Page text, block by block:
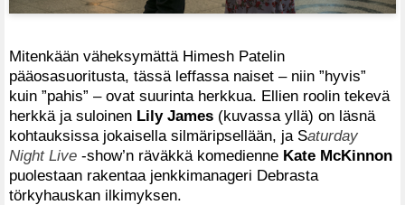
Mitenkään väheksymättä Himesh Patelin
pääosasuoritusta, tässä leffassa naiset – niin ”hyvis”
kuin ”pahis” – ovat suurinta herkkua. Ellien roolin tekevä
herkkä ja suloinen Lily James (kuvassa yllä) on läsnä
kohtauksissa jokaisella silmäripsellään, ja Saturday
Night Live -show’n räväkkä komedienne Kate McKinnon
puolestaan rakentaa jenkkimanageri Debrasta
törkyhauskan ilkimyksen.